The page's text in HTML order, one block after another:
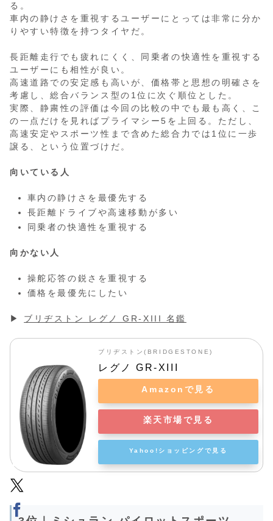
る。
車内の静けさを重視するユーザーにとっては非常に分か
りやすい特徴を持つタイヤだ。
長距離走行でも疲れにくく、同乗者の快適性を重視する
ユーザーにも相性が良い。
高速道路での安定感も高いが、価格帯と思想の明確さを
考慮し、総合バランス型の1位に次ぐ順位とした。
実際、静粛性の評価は今回の比較の中でも最も高く、こ
の一点だけを見ればプライマシー5を上回る。ただし、
高速安定やスポーツ性まで含めた総合力では1位に一歩
譲る、という位置づけだ。
向いている人
車内の静けさを最優先する
長距離ドライブや高速移動が多い
同乗者の快適性を重視する
向かない人
操舵応答の鋭さを重視する
価格を最優先にしたい
▶ ブリヂストン レグノ GR-XIII 名鑑
ブリヂストン(BRIDGESTONE)
レグノ GR-XIII
Amazonで見る
楽天市場で見る
Yahoo!ショッピングで見る